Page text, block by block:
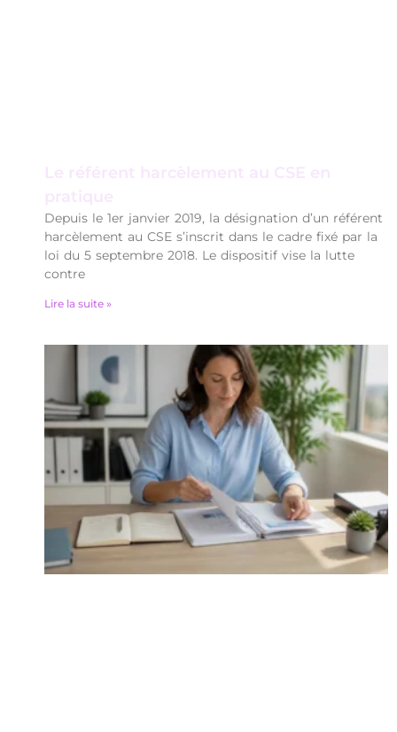
Le référent harcèlement au CSE en
pratique
Depuis le 1er janvier 2019, la désignation d’un référent
harcèlement au CSE s’inscrit dans le cadre fixé par la
loi du 5 septembre 2018. Le dispositif vise la lutte
contre
Lire la suite »